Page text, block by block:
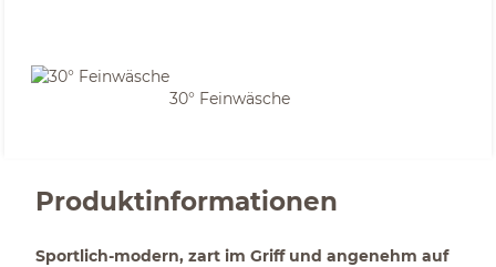
30° Feinwäsche
Produktinformationen
Sportlich-modern, zart im Griff und angenehm auf